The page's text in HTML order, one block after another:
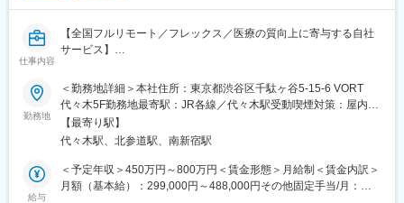
変更の範囲：会社の定める業務
ません。
※土日・夜間のオンコール対応は5名のメンバーで回しておりま
す。各月対応する順番が定められていて、1番目に担当している方
が対応できない場合は2番目以降のメンバーへ連絡が行く体制を取
※前年度の夜間・休日対応は年間19件。
■システム環境
・DB：Aurora PostgreSQL
■利用ツール
仕事内容
【全国フルリモート／フレックス／医療の質向上に寄与する自社
サービス】
医師専用Webサービス・アプリを運営する当社にて、「ヒポク
ラ」のUI/UXデザイナーをお任せします。
■業務内容：
医師という専門性の高いユーザーに向き合い、プロダクト・マー
ケティング・ブランディングまで横断的に関わることができま
す。PM・開発ディレクター・エンジニアと連携しながら、UI/UX
勤務地
＜勤務地詳細＞本社住所：東京都渋谷区千駄ヶ谷5-15-6 VORT
代々木5F勤務地最寄駅：JR各線／代々木駅受動喫煙対策：屋内全
面禁煙変更の範囲：会社の定める事業所（リモートワーク含む）
【最寄り駅】
代々木駅、北参道駅、南新宿駅
給与
＜予定年収＞450万円～800万円＜賃金形態＞月給制＜賃金内訳＞
月額（基本給）：299,000円～488,000円その他固定手当/月：